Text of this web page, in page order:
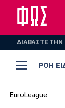
ΔΙΑΒΑΣΤΕ THN
ΡΟΗ
EuroLeague